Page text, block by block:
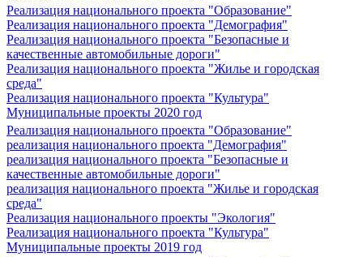
Реализация национального проекта "Образование"
Реализация национального проекта "Демография"
Реализация национального проекта "Безопасные и
качественные автомобильные дороги"
Реализация национального проекта "Жилье и городская
среда"
Реализация национального проекта "Культура"
Муниципальные проекты 2020 год
Реализация национального проекта "Образование"
реализация национального проекта "Демография"
реализация национального проекта "Безопасные и
качественные автомобильные дороги"
реализация национального проекта "Жилье и городская
среда"
Реализация национального проекты "Экология"
Реализация национального проекта "Культура"
Муниципальные проекты 2019 год